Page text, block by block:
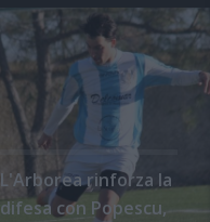
L'Arborea rinforza la
difesa con Popescu,